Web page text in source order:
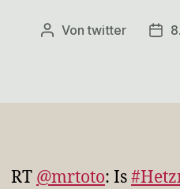
Beitragsautor
Vontwitter
RT @mrtoto: Is